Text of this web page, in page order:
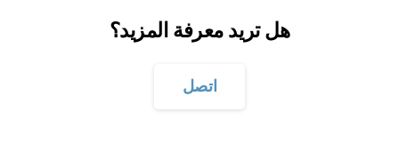
هل تريد معرفة المزيد؟
اتصل